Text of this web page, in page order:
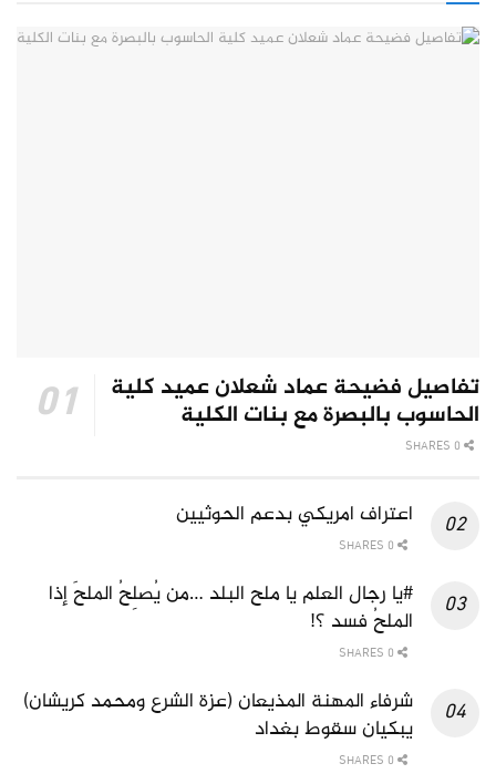
تفاصيل فضيحة عماد شعلان عميد كلية
الحاسوب بالبصرة مع بنات الكلية
اعتراف امريكي بدعم الحوثيين
#يا رجال العلم يا ملح البلد …من يُصلِحُ الملحَ إذا
الملحُ فسد ؟!
شرفاء المهنة المذيعان (عزة الشرع ومحمد كريشان)
يبكيان سقوط بغداد